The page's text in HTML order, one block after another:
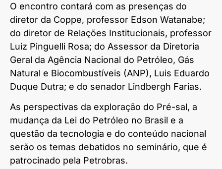
O encontro contará com as presenças do
diretor da Coppe, professor Edson Watanabe;
do diretor de Relações Institucionais, professor
Luiz Pinguelli Rosa; do Assessor da Diretoria
Geral da Agência Nacional do Petróleo, Gás
Natural e Biocombustíveis (ANP), Luis Eduardo
Duque Dutra; e do senador Lindbergh Farias.
As perspectivas da exploração do Pré-sal, a
mudança da Lei do Petróleo no Brasil e a
questão da tecnologia e do conteúdo nacional
serão os temas debatidos no seminário, que é
patrocinado pela Petrobras.